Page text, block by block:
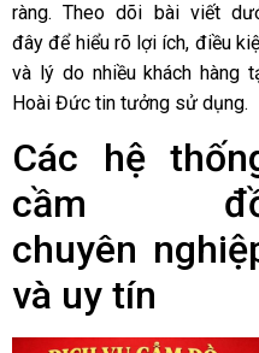
ràng. Theo dõi bài viết
đây để hiểu rõ lợi ích, điều
và lý do nhiều khách hàng
Hoài Đức tin tưởng sử dụng.
Các hệ
cầm
chuyên
và uy tín